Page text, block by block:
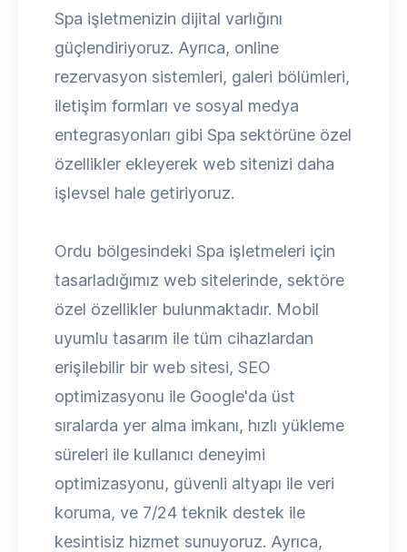
Spa işletmenizin dijital varlığını
güçlendiriyoruz. Ayrıca, online
rezervasyon sistemleri, galeri bölümleri,
iletişim formları ve sosyal medya
entegrasyonları gibi Spa sektörüne özel
özellikler ekleyerek web sitenizi daha
işlevsel hale getiriyoruz.
Ordu bölgesindeki Spa işletmeleri için
tasarladığımız web sitelerinde, sektöre
özel özellikler bulunmaktadır. Mobil
uyumlu tasarım ile tüm cihazlardan
erişilebilir bir web sitesi, SEO
optimizasyonu ile Google'da üst
sıralarda yer alma imkanı, hızlı yükleme
süreleri ile kullanıcı deneyimi
optimizasyonu, güvenli altyapı ile veri
koruma, ve 7/24 teknik destek ile
kesintisiz hizmet sunuyoruz. Ayrıca,